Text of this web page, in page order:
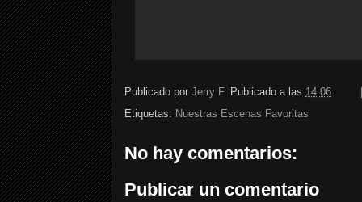
Publicado por Jerry F. Publicado a las 14:06
Etiquetas: Nuestras Escenas Favoritas
No hay comentarios:
Publicar un comentario